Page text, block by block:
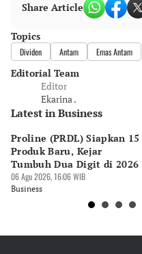
Share Article
Topics
Dividen Antam Emas Antam
Editorial Team
Editor
Ekarina .
Latest in Business
Proline (PRDL) Siapkan 15
Produk Baru, Kejar
Tumbuh Dua Digit di 2026
06 Agu 2026, 16:06 WIB
Business